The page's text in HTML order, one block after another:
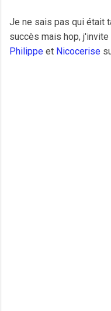
Je ne sais pas qui était
succès mais hop, j'invite
Philippe et Nicocerise